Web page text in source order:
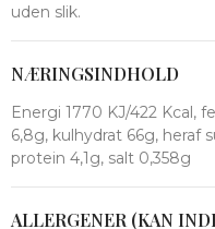
uden slik.
NÆRINGSINDHOLD
Energi 1770 KJ/422 Kcal,
6,8g, kulhydrat 66g, heraf
protein 4,1g, salt 0,358g
ALLERGENER (KAN